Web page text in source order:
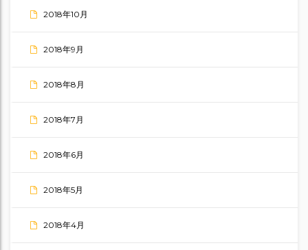
2018年10月
2018年9月
2018年8月
2018年7月
2018年6月
2018年5月
2018年4月